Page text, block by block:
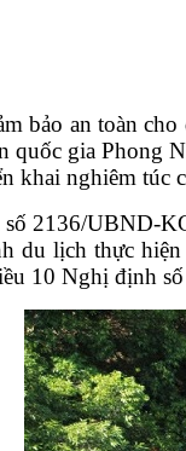
bảo an toàn
quốc gia Phong
khai nghiêm túc
2136/UBND-
du lịch thực
10 Nghị định